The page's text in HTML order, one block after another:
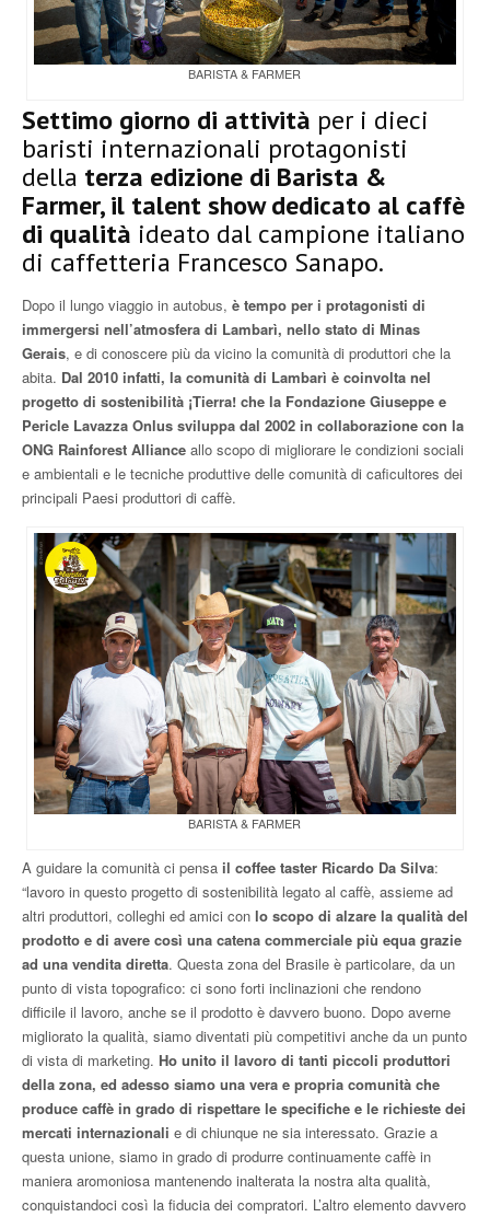
BARISTA & FARMER
Settimo giorno di attività per i dieci
baristi internazionali protagonisti
della terza edizione di Barista &
Farmer, il talent show dedicato al caffè
di qualità ideato dal campione italiano
di caffetteria Francesco Sanapo.
Dopo il lungo viaggio in autobus, è tempo per i protagonisti di
immergersi nell’atmosfera di Lambarì, nello stato di Minas
Gerais, e di conoscere più da vicino la comunità di produttori che la
abita. Dal 2010 infatti, la comunità di Lambarì è coinvolta nel
progetto di sostenibilità ¡Tierra! che la Fondazione Giuseppe e
Pericle Lavazza Onlus sviluppa dal 2002 in collaborazione con la
ONG Rainforest Alliance allo scopo di migliorare le condizioni sociali
e ambientali e le tecniche produttive delle comunità di caficultores dei
principali Paesi produttori di caffè.
BARISTA & FARMER
A guidare la comunità ci pensa il coffee taster Ricardo Da Silva:
“lavoro in questo progetto di sostenibilità legato al caffè, assieme ad
altri produttori, colleghi ed amici con lo scopo di alzare la qualità del
prodotto e di avere così una catena commerciale più equa grazie
ad una vendita diretta. Questa zona del Brasile è particolare, da un
punto di vista topografico: ci sono forti inclinazioni che rendono
difficile il lavoro, anche se il prodotto è davvero buono. Dopo averne
migliorato la qualità, siamo diventati più competitivi anche da un punto
di vista di marketing. Ho unito il lavoro di tanti piccoli produttori
della zona, ed adesso siamo una vera e propria comunità che
produce caffè in grado di rispettare le specifiche e le richieste dei
mercati internazionali e di chiunque ne sia interessato. Grazie a
questa unione, siamo in grado di produrre continuamente caffè in
maniera aromoniosa mantenendo inalterata la nostra alta qualità,
conquistandoci così la fiducia dei compratori. L’altro elemento davvero